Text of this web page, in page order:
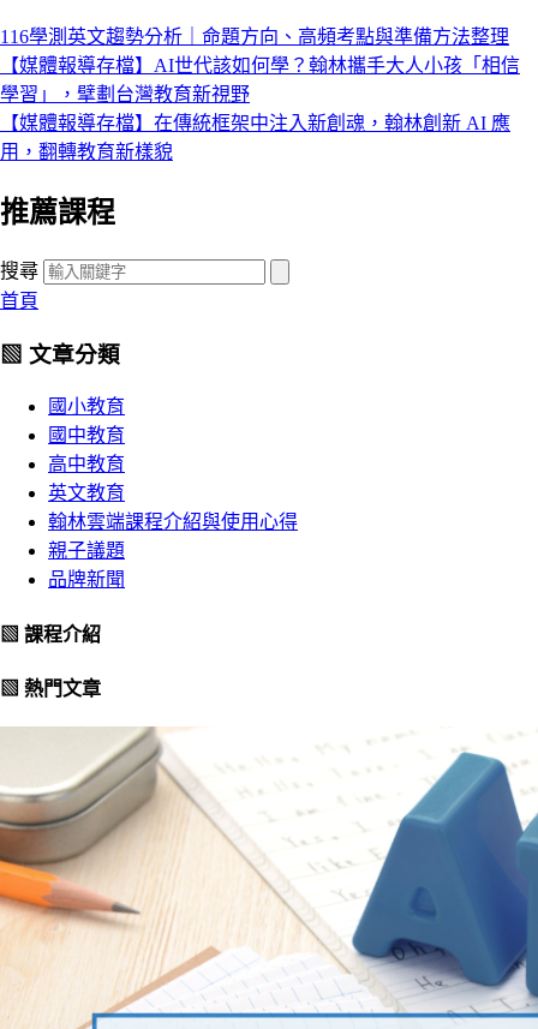
116學測英文趨勢分析｜命題方向、高頻考點與準備方法整理
【媒體報導存檔】AI世代該如何學？翰林攜手大人小孩「相信
學習」，擘劃台灣教育新視野
【媒體報導存檔】在傳統框架中注入新創魂，翰林創新 AI 應
用，翻轉教育新樣貌
推薦課程
搜尋
首頁
▧ 文章分類
國小教育
國中教育
高中教育
英文教育
翰林雲端課程介紹與使用心得
親子議題
品牌新聞
▧ 課程介紹
▧ 熱門文章